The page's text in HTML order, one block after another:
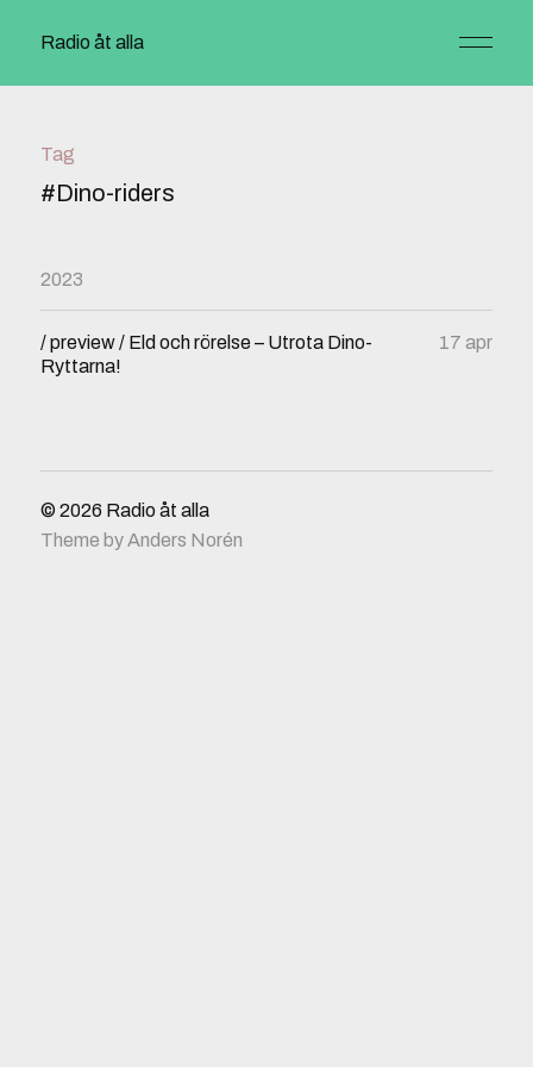
Radio åt alla
Tag
#Dino-riders
2023
/ preview / Eld och rörelse – Utrota Dino-
Ryttarna!
17 apr
© 2026 Radio åt alla
Theme byAnders Norén